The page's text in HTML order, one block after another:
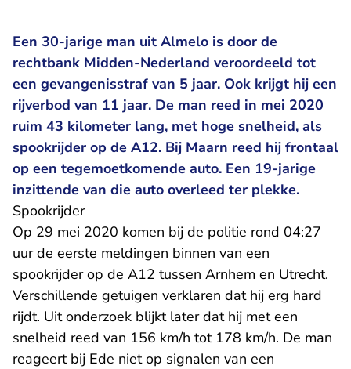
Een 30-jarige man uit Almelo is door de
rechtbank Midden-Nederland veroordeeld tot
een gevangenisstraf van 5 jaar. Ook krijgt hij een
rijverbod van 11 jaar. De man reed in mei 2020
ruim 43 kilometer lang, met hoge snelheid, als
spookrijder op de A12. Bij Maarn reed hij frontaal
op een tegemoetkomende auto. Een 19-jarige
inzittende van die auto overleed ter plekke.
Spookrijder
Op 29 mei 2020 komen bij de politie rond 04:27
uur de eerste meldingen binnen van een
spookrijder op de A12 tussen Arnhem en Utrecht.
Verschillende getuigen verklaren dat hij erg hard
rijdt. Uit onderzoek blijkt later dat hij met een
snelheid reed van 156 km/h tot 178 km/h. De man
reageert bij Ede niet op signalen van een